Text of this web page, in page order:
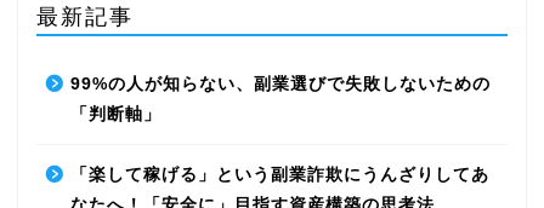
最新記事
99%の人が知らない、副業選びで失敗しないための
「判断軸」
「楽して稼げる」という副業詐欺にうんざりしてあ